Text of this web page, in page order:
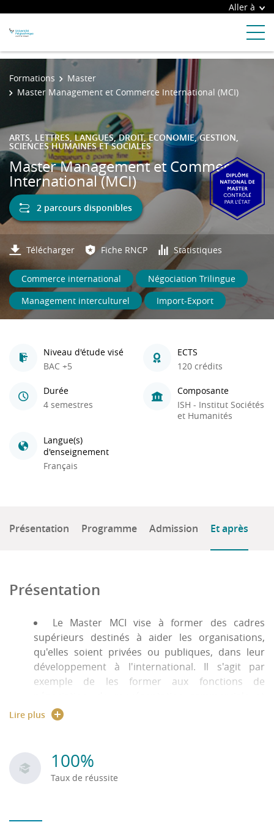
Aller à
Formations
Master
Master Management et Commerce International (MCI)
ARTS, LETTRES, LANGUES, DROIT, ECONOMIE, GESTION,
SCIENCES HUMAINES ET SOCIALES
Master Management et Commerce
International (MCI)
2 parcours disponibles
Télécharger Fiche RNCP Statistiques
Commerce international
Négociation Trilingue
Management interculturel
Import-Export
Niveau d'étude visé
BAC +5
ECTS
120 crédits
Durée
4 semestres
Composante
ISH - Institut Sociétés
et Humanités
Langue(s)
d'enseignement
Français
Présentation Programme Admission Et après
Présentation
Le Master MCI vise à former des cadres
supérieurs destinés à aider les organisations,
qu'elles soient privées ou publiques, dans leur
développement à l'international. Il s'agit par
exemple de les former aux fonctions de
d'achat.
négociation à l'international, le
approfondir les connaissances en proposant des
Lire plus
100%
Taux de réussite